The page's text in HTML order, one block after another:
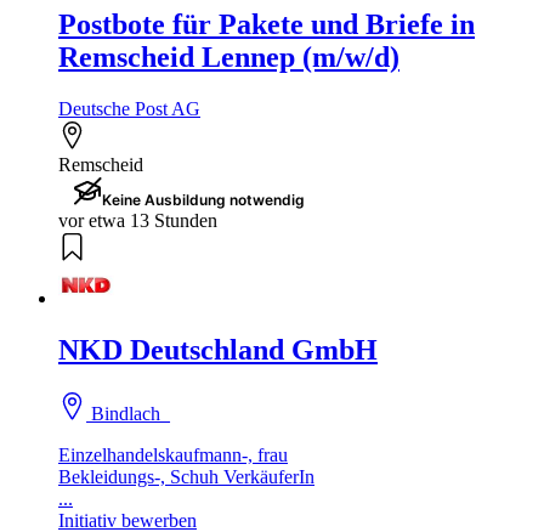
Postbote für Pakete und Briefe in
Remscheid Lennep (m/w/d)
Deutsche Post AG
Remscheid
Keine Ausbildung notwendig
vor etwa 13 Stunden
NKD Deutschland GmbH
Bindlach
Einzelhandelskaufmann-, frau
Bekleidungs-, Schuh VerkäuferIn
...
Initiativ bewerben